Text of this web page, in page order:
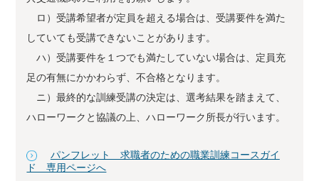
ロ）受講希望者が定員を超える場合は、受講要件を満た
していても受講できないことがあります。
ハ）受講要件を１つでも満たしていない場合は、定員充
足の有無にかかわらず、不合格となります。
ニ）最終的な訓練受講の決定は、選考結果を踏まえて、
ハローワークと協議の上、ハローワーク所長が行います。
パンフレット 求職者のための職業訓練コースガイ
ド 専用ページへ